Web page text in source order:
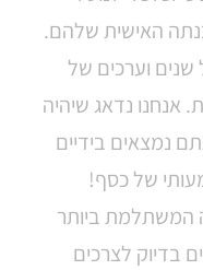
האישית שלהם.
שנים וערכים של
אנחנו נדאג שיהיה
נמצאים בידיים
של כסף!
המשתלמת ביותר
בדיוק לצרכים